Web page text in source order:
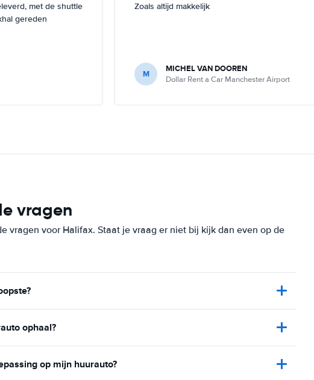
met de shuttle
gereden
Zoals altijd makkelijk
M MICHEL VAN DOOREN
Dollar Rent a Car Manchester Airport
vragen
vragen voor Halifax. Staat je vraag er niet bij kijk dan even op de
ophaal?
op mijn huurauto?